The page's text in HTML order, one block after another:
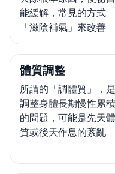
能緩解，常見的方式
「滋陰補氣」來改善
體質調整
所謂的「調體質」，是
調整身體長期慢性累積
的問題，可能是先天體
質或後天作息的紊亂